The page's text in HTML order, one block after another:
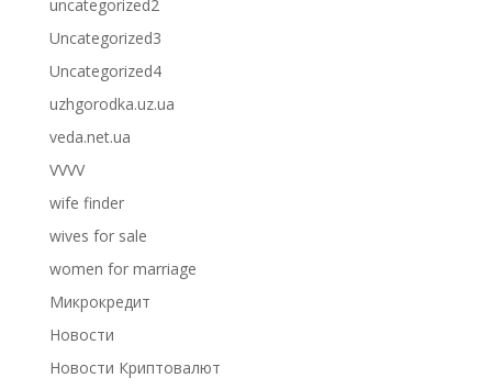
uncategorized2
Uncategorized3
Uncategorized4
uzhgorodka.uz.ua
veda.net.ua
VVVV
wife finder
wives for sale
women for marriage
Микрокредит
Новости
Новости Криптовалют